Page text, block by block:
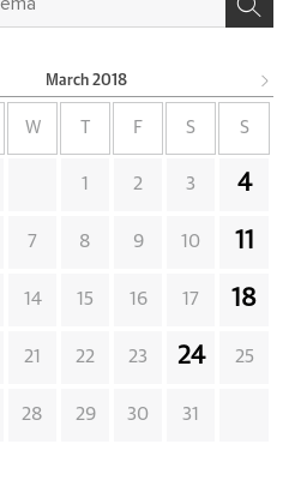
March 2018
W F S S
1 2 3 4
7 8 9 10 11
14 15 16 17 18
21 22 23 24 25
28 29 30 31